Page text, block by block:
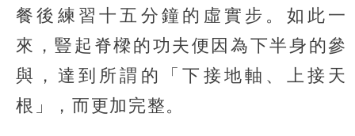
餐後練習十五分鐘的虛實步。如此一
來，豎起脊樑的功夫便因為下半身的參
與，達到所謂的「下接地軸、上接天
根」，而更加完整。